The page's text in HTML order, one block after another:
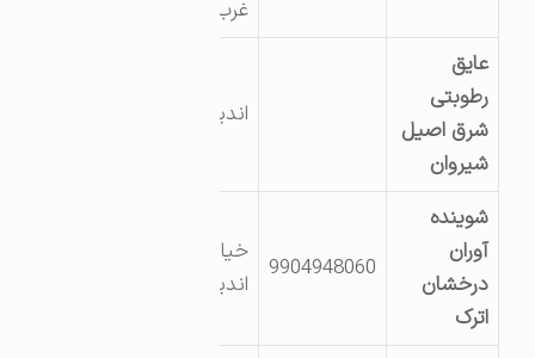
عایق
رطوبتی
شرق اصیل
شیروان
اندیشه 1
شوینده
آوران
درخشان
9904948060
خیابان اندیشه
اندیشه یک